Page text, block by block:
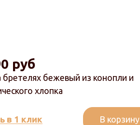
бретелях бежевый из конопли и
хлопка
руб
в 1 клик В корзину